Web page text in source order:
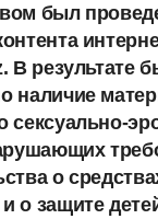
был
В результате
наличие
сексуально-
о
о защите